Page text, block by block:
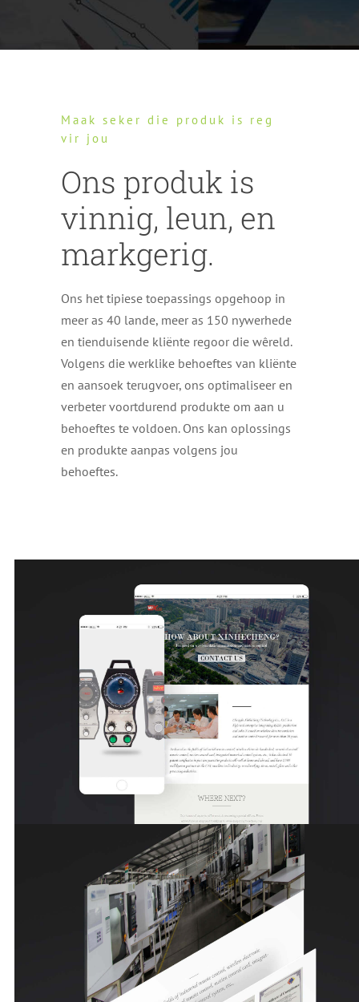
Maak seker die produk is reg
vir jou
Ons produk is
vinnig, leun, en
markgerig.
Ons het tipiese toepassings opgehoop in
meer as 40 lande, meer as 150 nywerhede
en tienduisende kliënte regoor die wêreld.
Volgens die werklike behoeftes van kliënte
en aansoek terugvoer, ons optimaliseer en
verbeter voortdurend produkte om aan u
behoeftes te voldoen. Ons kan oplossings
en produkte aanpas volgens jou
behoeftes.